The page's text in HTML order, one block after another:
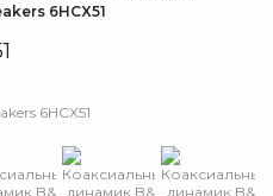
6HCX51